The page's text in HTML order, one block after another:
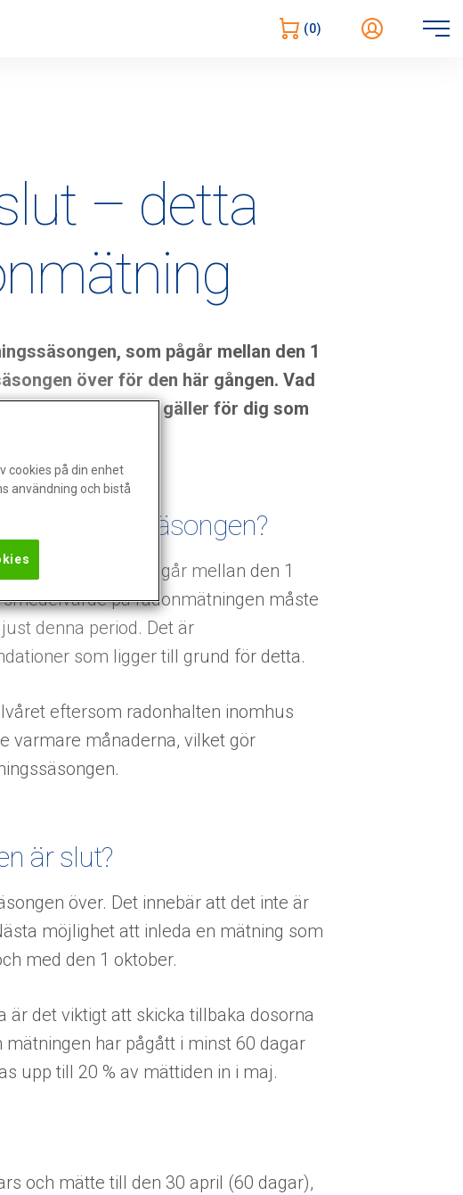
(0)
Öppna
navigering
– detta
som pågår mellan den 1
över för den här gången. Vad
radon, och vad gäller för dig som
eldningssäsongen?
pågår mellan den 1
på radonmätningen måste
denna period. Det är
som ligger till grund för detta.
eftersom radonhalten inomhus
varmare månaderna, vilket gör
är slut?
över. Det innebär att det inte är
möjlighet att inleda en mätning som
med den 1 oktober.
det viktigt att skicka tillbaka dosorna
har pågått i minst 60 dagar
upp till 20 % av mättiden in i maj.
och mätte till den 30 april (60 dagar),
cookies på din enhet
användning och bistå